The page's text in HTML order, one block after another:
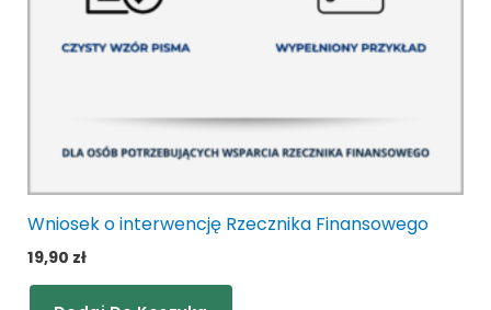
Wniosek o interwencję Rzecznika Finansowego
19,90 zł